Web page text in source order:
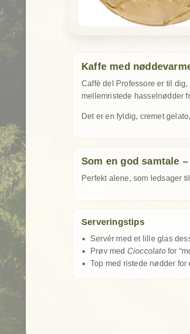
Kaffe med
Caffè del Professore er til
mellemristede hasselnødder
Det er en fyldig, cremet
Som en god samtale
Perfekt alene, som ledsager
Serveringstips
Servér med et lille glas
Prøv med Cioccolatofor
Top med ristede nødder for